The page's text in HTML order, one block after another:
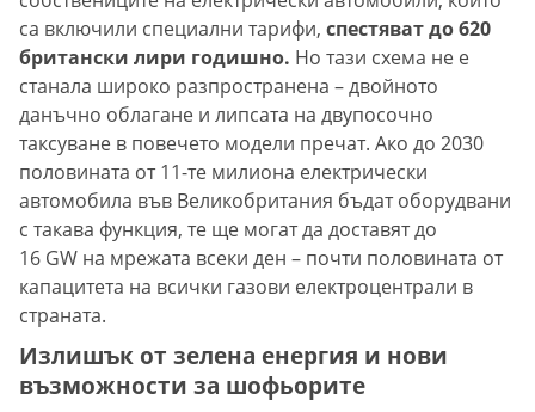
са включили специални тарифи, спестяват до 620
британски лири годишно. Но тази схема не е
станала широко разпространена – двойното
данъчно облагане и липсата на двупосочно
таксуване в повечето модели пречат. Ако до 2030
половината от 11-те милиона електрически
автомобила във Великобритания бъдат оборудвани
с такава функция, те ще могат да доставят до
16 GW на мрежата всеки ден – почти половината от
капацитета на всички газови електроцентрали в
страната.
Излишък от зелена енергия и нови
възможности за шофьорите